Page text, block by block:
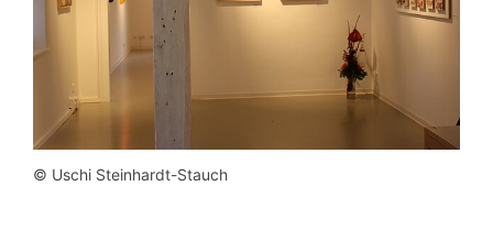
© Uschi Steinhardt-Stauch